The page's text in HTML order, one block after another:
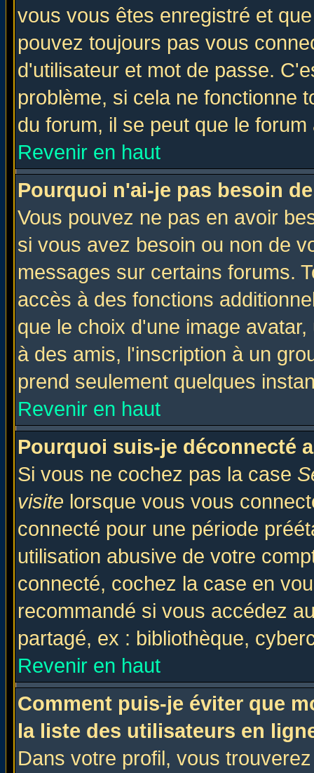
vous vous êtes enregistré et
pouvez toujours pas vous
d'utilisateur et mot de passe.
problème, si cela ne fonctionne
du forum, il se peut que le
Revenir en haut
Pourquoi n'ai-je pas besoin
Vous pouvez ne pas en avoir
si vous avez besoin ou non de
messages sur certains forums.
accès à des fonctions
que le choix d'une image
à des amis, l'inscription à un
prend seulement quelques
Revenir en haut
Pourquoi suis-je déconnecté
Si vous ne cochez pas la case
visite lorsque vous vous
connecté pour une période
utilisation abusive de votre
connecté, cochez la case en
recommandé si vous accédez
partagé, ex : bibliothèque,
Revenir en haut
Comment puis-je éviter que
la liste des utilisateurs en
Dans votre profil, vous